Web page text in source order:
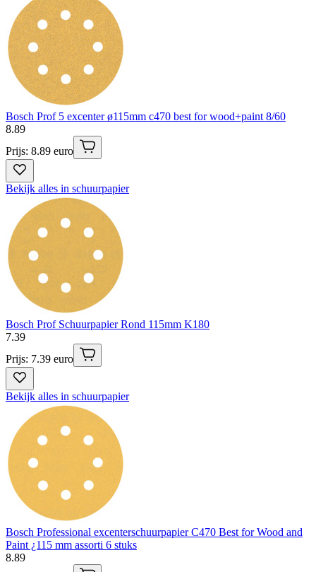
Bosch Prof 5 excenter ø115mm c470 best for wood+paint 8/60
8.89
Prijs: 8.89 euro
Bekijk alles in schuurpapier
Bosch Prof Schuurpapier Rond 115mm K180
7.39
Prijs: 7.39 euro
Bekijk alles in schuurpapier
Bosch Professional excenterschuurpapier C470 Best for Wood and
Paint ¿115 mm assorti 6 stuks
8.89